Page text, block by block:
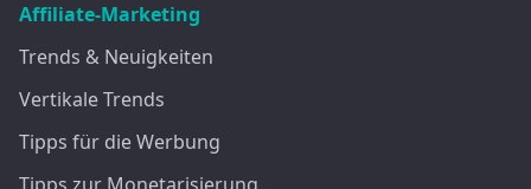
Affiliate-Marketing
Trends & Neuigkeiten
Vertikale Trends
Tipps für die Werbung